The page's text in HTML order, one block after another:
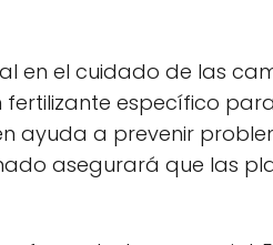
en el cuidado de las
específico
ayuda a prevenir
asegurará que las